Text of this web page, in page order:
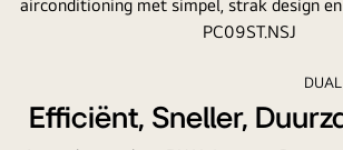
Efficiënt, Sneller,